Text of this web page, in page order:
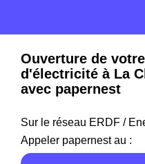
Ouverture de
d'électricité à La
avec papernest
Sur le réseau ERDF /
Appeler papernest au :